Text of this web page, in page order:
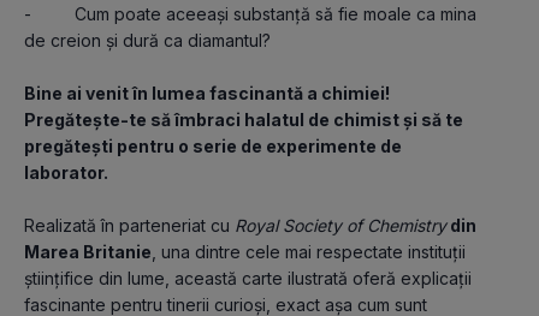
-         Cum poate aceeași substanță să fie moale ca mina
de creion și dură ca diamantul?
Bine ai venit în lumea fascinantă a chimiei!
Pregătește-te să îmbraci halatul de chimist și să te
pregătești pentru o serie de experimente de
laborator.
Realizată în parteneriat cu Royal Society of Chemistry din
Marea Britanie , una dintre cele mai respectate instituții
științifice din lume, această carte ilustrată oferă explicații
fascinante pentru tinerii curioși, exact așa cum sunt